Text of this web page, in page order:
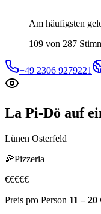
Am häufigsten
109 von 287
+49 2306 9279221
La Pi-Dö auf
Lünen Osterfeld
🍕Pizzeria
€€€€€
Preis pro Person 11 – 20